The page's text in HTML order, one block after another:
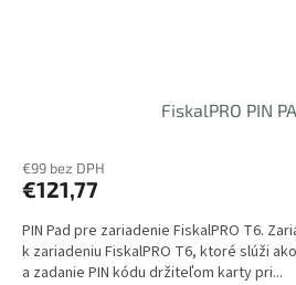
FiskalPRO PIN
€99 bez DPH
€121,77
PIN Pad pre zariadenie FiskalPRO T6.
k zariadeniu FiskalPRO T6, ktoré slúži
a zadanie PIN kódu držiteľom karty pri...